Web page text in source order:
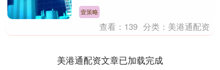
市....
壹策略
查看： 139 分类： 美港通配资
美港通配资文章已加载完成